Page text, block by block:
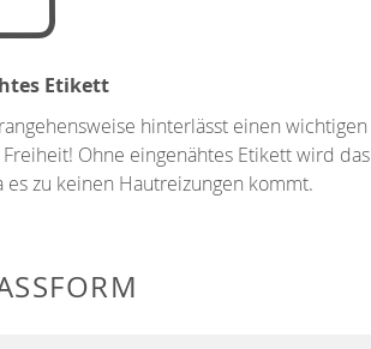
Etikett
hinterlässt einen wichtigen
Ohne eingenähtes Etikett wird das
zu keinen Hautreizungen kommt.